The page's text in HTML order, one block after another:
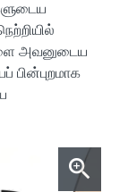
அவனுடைய
பின்புறமாக